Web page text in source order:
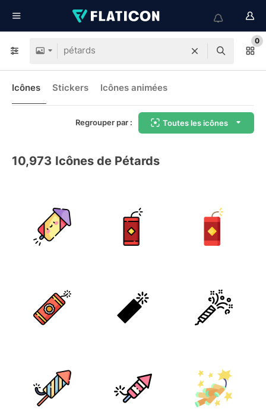
0
Icônes Stickers Icônes animées
Regrouper par : Toutes les icônes
10,973 Icônes de Pétards